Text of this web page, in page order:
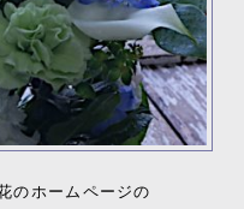
のホームページの